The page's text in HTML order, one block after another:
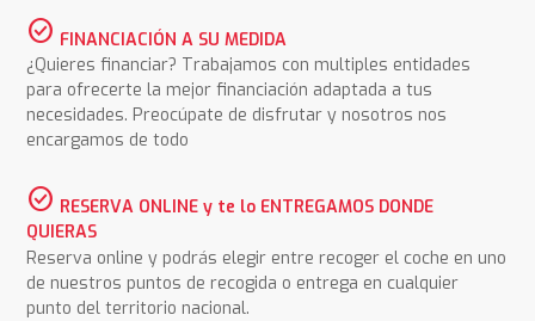
check_circle FINANCIACIÓN A SU MEDIDA
¿Quieres financiar? Trabajamos con multiples entidades
para ofrecerte la mejor financiación adaptada a tus
necesidades. Preocúpate de disfrutar y nosotros nos
encargamos de todo
check_circle RESERVA ONLINE y te lo ENTREGAMOS DONDE
QUIERAS
Reserva online y podrás elegir entre recoger el coche en uno
de nuestros puntos de recogida o entrega en cualquier
punto del territorio nacional.